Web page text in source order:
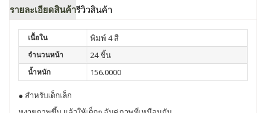
รายละเอียดสินค้ารีวิวสินค้า
เนื้อใน พิมพ์ 4 สี
จำนวนหน้า 24 ชิ้น
น้ำหนัก 156.0000
● สำหรับเด็กเล็ก